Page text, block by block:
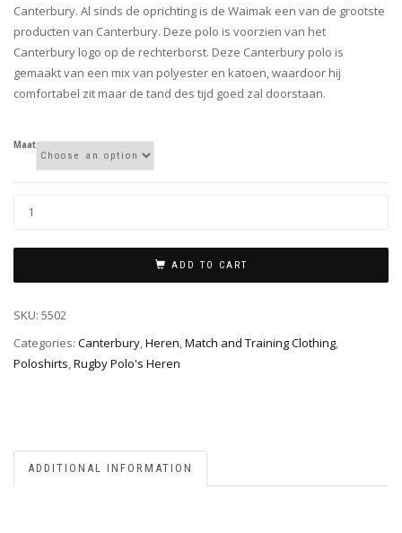
Canterbury. Al sinds de oprichting is de Waimak een van de grootste
producten van Canterbury. Deze polo is voorzien van het
Canterbury logo op de rechterborst. Deze Canterbury polo is
gemaakt van een mix van polyester en katoen, waardoor hij
comfortabel zit maar de tand des tijd goed zal doorstaan.
Maat
ADD TO CART
SKU: 5502
Categories: Canterbury,Heren,Match and Training Clothing,
Poloshirts,Rugby Polo's Heren
ADDITIONAL INFORMATION